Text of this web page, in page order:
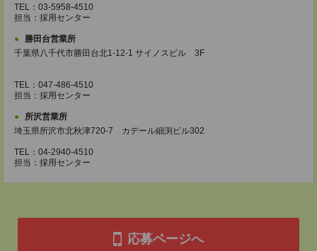
TEL：03-5958-4510
担当：採用センター
勝田台営業所
千葉県八千代市勝田台北1-12-1 サイノスビル 3F
TEL：047-486-4510
担当：採用センター
所沢営業所
埼玉県所沢市北秋津720-7 カデール細渕ビル302
TEL：04-2940-4510
担当：採用センター
応募ページへ